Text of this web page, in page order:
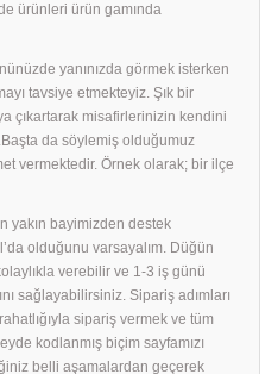
ürünleri ürün gamında
yanınızda görmek isterken
tavsiye etmekteyiz. Şık bir
çıkartarak misafirlerinizin kendini
da söylemiş olduğumuz
vermektedir. Örnek olarak; bir ilçe
yakın bayimizden destek
olduğunu varsayalım. Düğün
verebilir ve 1-3 iş günü
sağlayabilirsiniz. Sipariş adımları
sipariş vermek ve tüm
kodlanmış biçim sayfamızı
belli aşamalardan geçerek